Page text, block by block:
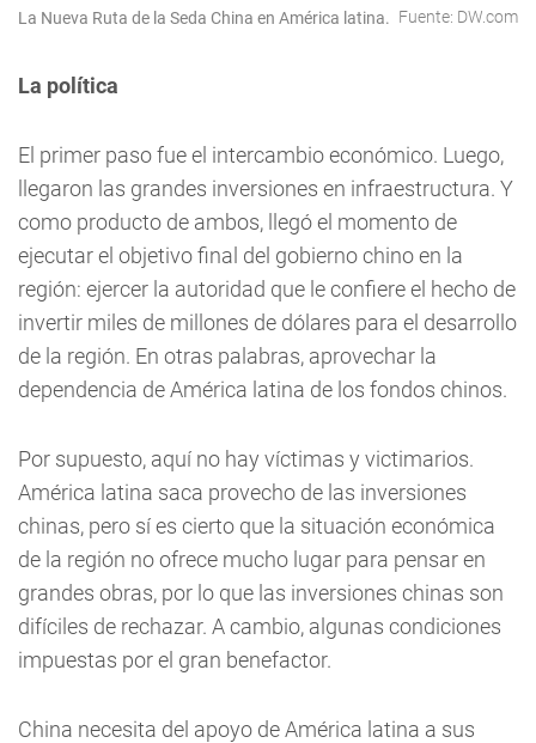
La Nueva Ruta de la Seda China en América latina. Fuente: DW.com
La política
El primer paso fue el intercambio económico. Luego,
llegaron las grandes inversiones en infraestructura. Y
como producto de ambos, llegó el momento de
ejecutar el objetivo final del gobierno chino en la
región: ejercer la autoridad que le confiere el hecho de
invertir miles de millones de dólares para el desarrollo
de la región. En otras palabras, aprovechar la
dependencia de América latina de los fondos chinos.
Por supuesto, aquí no hay víctimas y victimarios.
América latina saca provecho de las inversiones
chinas, pero sí es cierto que la situación económica
de la región no ofrece mucho lugar para pensar en
grandes obras, por lo que las inversiones chinas son
difíciles de rechazar. A cambio, algunas condiciones
impuestas por el gran benefactor.
China necesita del apoyo de América latina a sus